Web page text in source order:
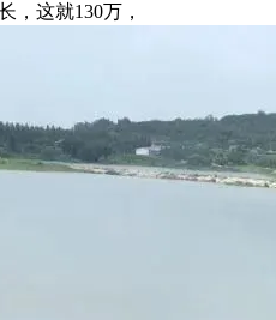
，这就130万，